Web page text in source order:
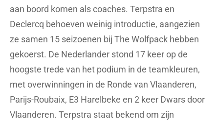
aan boord komen als coaches. Terpstra en
Declercq behoeven weinig introductie, aangezien
ze samen 15 seizoenen bij The Wolfpack hebben
gekoerst. De Nederlander stond 17 keer op de
hoogste trede van het podium in de teamkleuren,
met overwinningen in de Ronde van Vlaanderen,
Parijs-Roubaix, E3 Harelbeke en 2 keer Dwars door
Vlaanderen. Terpstra staat bekend om zijn